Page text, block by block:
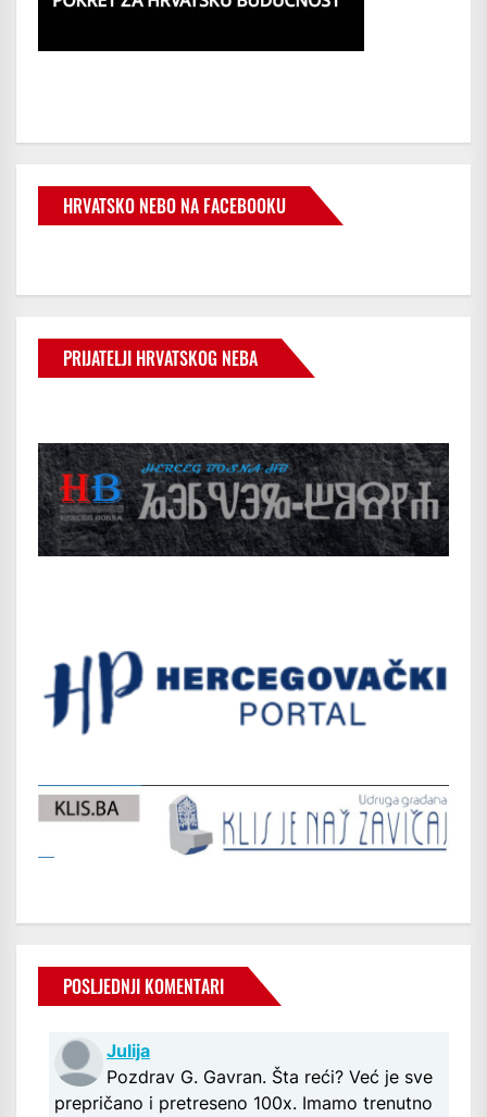
HRVATSKO NEBO NA FACEBOOKU
PRIJATELJI HRVATSKOG NEBA
POSLJEDNJI KOMENTARI
Julija
Pozdrav G. Gavran. Šta reći? Već je sve
prepričano i pretreseno 100x. Imamo trenutno